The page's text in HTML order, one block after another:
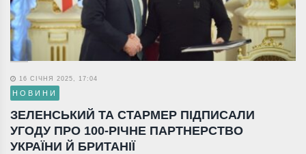
16 СІЧНЯ 2025, 17:04
НОВИНИ
ЗЕЛЕНСЬКИЙ ТА СТАРМЕР ПІДПИСАЛИ
УГОДУ ПРО 100-РІЧНЕ ПАРТНЕРСТВО
УКРАЇНИ Й БРИТАНІЇ